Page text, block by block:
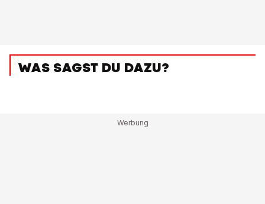
WAS SAGST DU DAZU?